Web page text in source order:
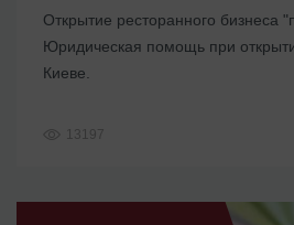
Открытие ресторанного бизнеса
Юридическая помощь при
Киеве.
13197